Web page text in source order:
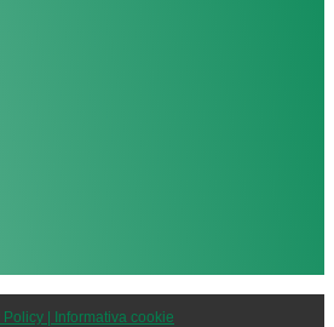
Policy | Informativa cookie